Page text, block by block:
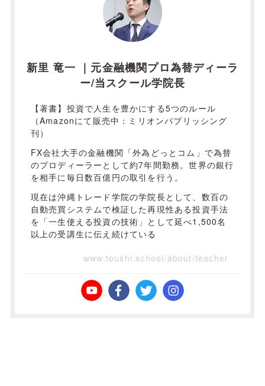
新里 竜一 ｜元金融機関プロ為替ディーラ
ー/当スクール学院長
【著書】投資で人生を豊かにする5つのルール
（Amazonにて販売中：ミリオンパブリッシング
刊）
FX会社大手の金融機関「外為どっとコム」で為替
のプロディーラーとして約7年間勤務。世界の銀行
を相手に毎日数百億円の取引を行う。
現在は沖縄トレード学院の学院長として、数百の
自動売買システムで検証した再現性ある投資手法
を「一生使える投資の技術」として延べ1,500名
以上の受講生に伝え続けている
www.toushi.school/about/teacher